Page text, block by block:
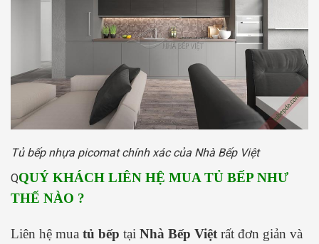
Tủ bếp nhựa picomat chính xác của Nhà Bếp Việt
QQUÝ KHÁCH LIÊN HỆ MUA TỦ BẾP NHƯ
THẾ NÀO ?
Liên hệ mua tủ bếp tại Nhà Bếp Việt rất đơn giản và